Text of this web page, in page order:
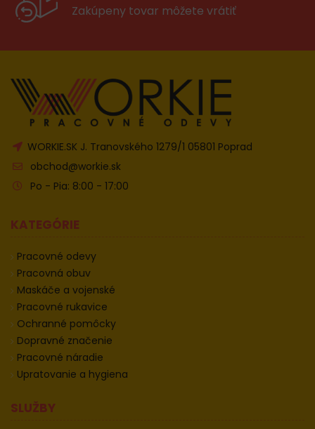
Zakúpeny tovar môžete vrátiť
WORKIE.SK J. Tranovského 1279/1 05801 Poprad
obchod@workie.sk
Po - Pia: 8:00 - 17:00
KATEGÓRIE
Pracovné odevy
Pracovná obuv
Maskáče a vojenské
Pracovné rukavice
Ochranné pomôcky
Dopravné značenie
Pracovné náradie
Upratovanie a hygiena
SLUŽBY